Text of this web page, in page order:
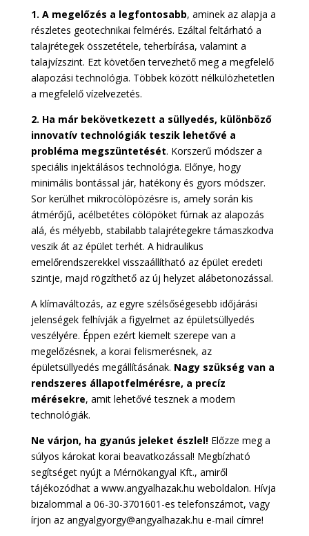
1. A megelőzés a legfontosabb, aminek az alapja a
részletes geotechnikai felmérés. Ezáltal feltárható a
talajrétegek összetétele, teherbírása, valamint a
talajvízszint. Ezt követően tervezhető meg a megfelelő
alapozási technológia. Többek között nélkülözhetetlen
a megfelelő vízelvezetés.
2. Ha már bekövetkezett a süllyedés, különböző
innovatív technológiák teszik lehetővé a
probléma megszüntetését. Korszerű módszer a
speciális injektálásos technológia. Előnye, hogy
minimális bontással jár, hatékony és gyors módszer.
Sor kerülhet mikrocölöpözésre is, amely során kis
átmérőjű, acélbetétes cölöpöket fúrnak az alapozás
alá, és mélyebb, stabilabb talajrétegekre támaszkodva
veszik át az épület terhét. A hidraulikus
emelőrendszerekkel visszaállítható az épület eredeti
szintje, majd rögzíthető az új helyzet alábetonozással.
A klímaváltozás, az egyre szélsőségesebb időjárási
jelenségek felhívják a figyelmet az épületsüllyedés
veszélyére. Éppen ezért kiemelt szerepe van a
megelőzésnek, a korai felismerésnek, az
épületsüllyedés megállításának. Nagy szükség van a
rendszeres állapotfelmérésre, a precíz
mérésekre, amit lehetővé tesznek a modern
technológiák.
Ne várjon, ha gyanús jeleket észlel! Előzze meg a
súlyos károkat korai beavatkozással! Megbízható
segítséget nyújt a Mérnökangyal Kft., amiről
tájékozódhat a www.angyalhazak.hu weboldalon. Hívja
bizalommal a 06-30-3701601-es telefonszámot, vagy
írjon az angyalgyorgy@angyalhazak.hu e-mail címre!